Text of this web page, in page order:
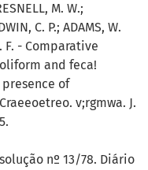
M. W.;
C. P.; ADAMS, W.
F. - Comparative
and feca!
of
v;rgmwa. J.
nº 13/78. Diário